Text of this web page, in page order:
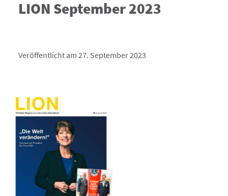
LION September 2023
Veröffentlicht am 27. September 2023